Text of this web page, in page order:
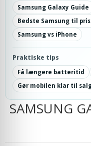
Samsung Galaxy Guide
Bedste Samsung til
Samsung vs iPhone
Praktiske tips
Få længere batteritid
Gør mobilen klar til
SAMSUNG